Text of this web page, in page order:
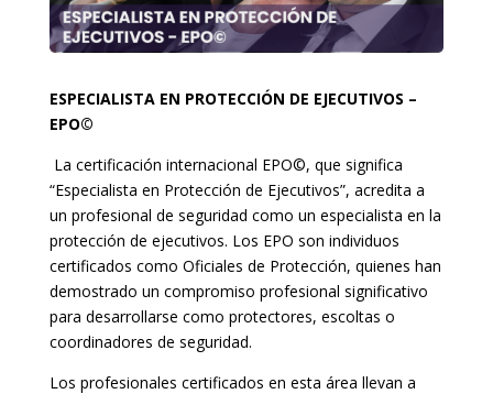
ESPECIALISTA EN PROTECCIÓN DE EJECUTIVOS –
EPO©
La certificación internacional EPO©, que significa
“Especialista en Protección de Ejecutivos”, acredita a
un profesional de seguridad como un especialista en la
protección de ejecutivos. Los EPO son individuos
certificados como Oficiales de Protección, quienes han
demostrado un compromiso profesional significativo
para desarrollarse como protectores, escoltas o
coordinadores de seguridad.
Los profesionales certificados en esta área llevan a